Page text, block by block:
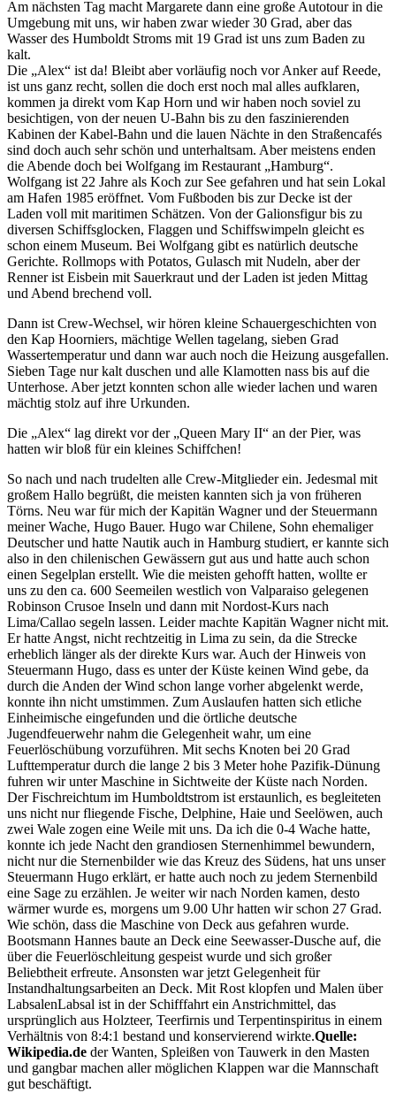
Am nächsten Tag macht Margarete dann eine große Autotour in die
Umgebung mit uns, wir haben zwar wieder 30 Grad, aber das
Wasser des Humboldt Stroms mit 19 Grad ist uns zum Baden zu
kalt.
Die
Alex
ist da! Bleibt aber vorläufig noch vor Anker auf Reede,
ist uns ganz recht, sollen die doch erst noch mal alles aufklaren,
kommen ja direkt vom Kap Horn und wir haben noch soviel zu
besichtigen, von der neuen U-Bahn bis zu den faszinierenden
Kabinen der Kabel-Bahn und die lauen Nächte in den Straßencafés
sind doch auch sehr schön und unterhaltsam. Aber meistens enden
die Abende doch bei Wolfgang im Restaurant
Hamburg .
Wolfgang ist 22 Jahre als Koch zur See gefahren und hat sein Lokal
am Hafen 1985 eröffnet. Vom Fußboden bis zur Decke ist der
Laden voll mit maritimen Schätzen. Von der Galionsfigur bis zu
diversen Schiffsglocken, Flaggen und Schiffswimpeln gleicht es
schon einem Museum. Bei Wolfgang gibt es natürlich deutsche
Gerichte. Rollmops with Potatos, Gulasch mit Nudeln, aber der
Renner ist Eisbein mit Sauerkraut und der Laden ist jeden Mittag
und Abend brechend voll.
Dann ist Crew-Wechsel, wir hören kleine Schauergeschichten von
den Kap Hoorniers, mächtige Wellen tagelang, sieben Grad
Wassertemperatur und dann war auch noch die Heizung ausgefallen.
Sieben Tage nur kalt duschen und alle Klamotten nass bis auf die
Unterhose. Aber jetzt konnten schon alle wieder lachen und waren
mächtig stolz auf ihre Urkunden.
Die
Alex lag direkt vor der Queen Mary II
an der Pier, was
hatten wir bloß für ein kleines Schiffchen!
So nach und nach trudelten alle Crew-Mitglieder ein. Jedesmal mit
großem Hallo begrüßt, die meisten kannten sich ja von früheren
Törns. Neu war für mich der Kapitän Wagner und der Steuermann
meiner Wache, Hugo Bauer. Hugo war Chilene, Sohn ehemaliger
Deutscher und hatte Nautik auch in Hamburg studiert, er kannte sich
also in den chilenischen Gewässern gut aus und hatte auch schon
einen Segelplan erstellt. Wie die meisten gehofft hatten, wollte er
uns zu den ca. 600 Seemeilen westlich von Valparaiso gelegenen
Robinson Crusoe Inseln und dann mit Nordost-Kurs nach
Lima/Callao segeln lassen. Leider machte Kapitän Wagner nicht mit.
Er hatte Angst, nicht rechtzeitig in Lima zu sein, da die Strecke
erheblich länger als der direkte Kurs war. Auch der Hinweis von
Steuermann Hugo, dass es unter der Küste keinen Wind gebe, da
durch die Anden der Wind schon lange vorher abgelenkt werde,
konnte ihn nicht umstimmen. Zum Auslaufen hatten sich etliche
Einheimische eingefunden und die örtliche deutsche
Jugendfeuerwehr nahm die Gelegenheit wahr, um eine
Feuerlöschübung vorzuführen. Mit sechs Knoten bei 20 Grad
Lufttemperatur durch die lange 2 bis 3 Meter hohe Pazifik-Dünung
fuhren wir unter Maschine in Sichtweite der Küste nach Norden.
Der Fischreichtum im Humboldtstrom ist erstaunlich, es begleiteten
uns nicht nur fliegende Fische, Delphine, Haie und Seelöwen, auch
zwei Wale zogen eine Weile mit uns. Da ich die 0-4 Wache hatte,
konnte ich jede Nacht den grandiosen Sternenhimmel bewundern,
nicht nur die Sternenbilder wie das Kreuz des Südens, hat uns unser
Steuermann Hugo erklärt, er hatte auch noch zu jedem Sternenbild
eine Sage zu erzählen. Je weiter wir nach Norden kamen, desto
wärmer wurde es, morgens um 9.00 Uhr hatten wir schon 27 Grad.
Wie schön, dass die Maschine von Deck aus gefahren wurde.
Bootsmann Hannes baute an Deck eine Seewasser-Dusche auf, die
über die Feuerlöschleitung gespeist wurde und sich großer
Beliebtheit erfreute. Ansonsten war jetzt Gelegenheit für
Instandhaltungsarbeiten an Deck. Mit Rost klopfen und Malen über
LabsalenLabsal ist in der Schifffahrt ein Anstrichmittel, das
ursprünglich aus Holzteer, Teerfirnis und Terpentinspiritus in einem
Verhältnis von 8:4:1 bestand und konservierend wirkte.Quelle:
Wikipedia.de der Wanten, Spleißen von Tauwerk in den Masten
und gangbar machen aller möglichen Klappen war die Mannschaft
gut beschäftigt.